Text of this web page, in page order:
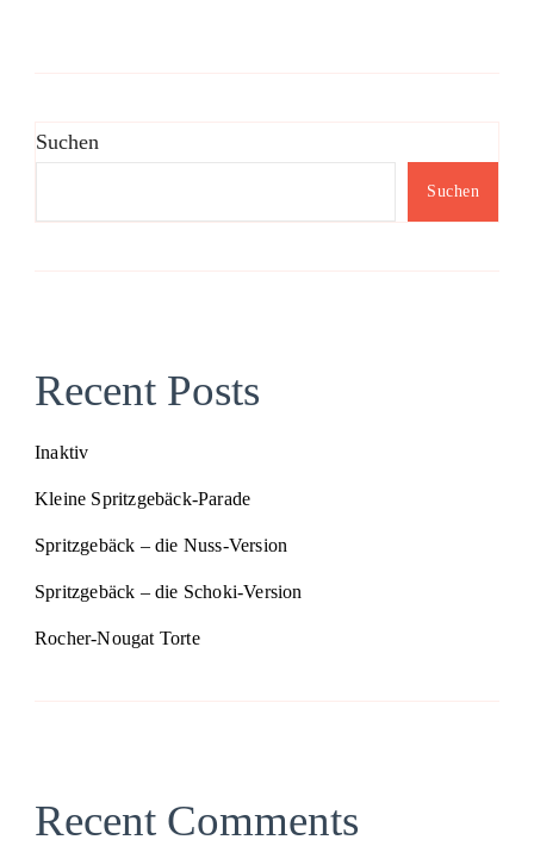
Suchen
Suchen
Recent Posts
Inaktiv
Kleine Spritzgebäck-Parade
Spritzgebäck – die Nuss-Version
Spritzgebäck – die Schoki-Version
Rocher-Nougat Torte
Recent Comments